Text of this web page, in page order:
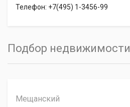
Телефон: +7(495) 1-3456-99
Подбор недвижимости
Мещанский